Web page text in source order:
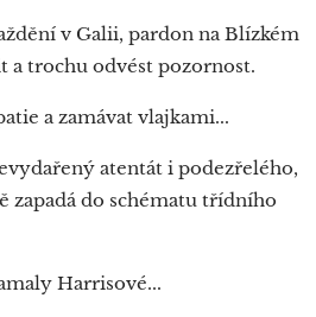
v Galii, pardon na Blízkém
a trochu odvést pozornost.
a zamávat vlajkami...
atentát i podezřelého,
zapadá do schématu třídního
Harrisové...